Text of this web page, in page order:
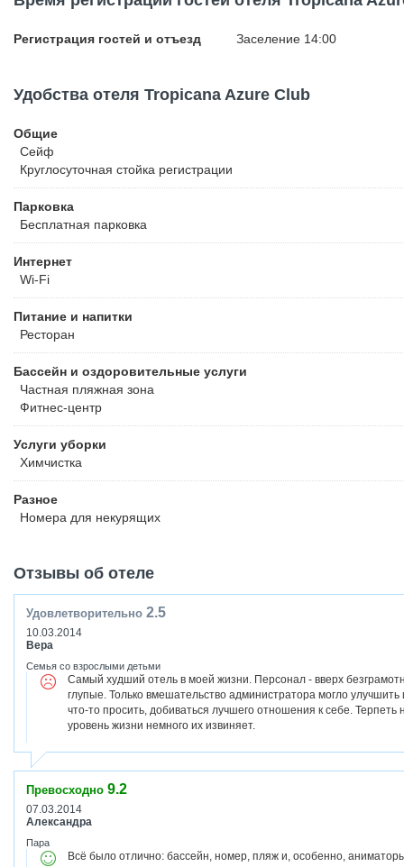
Azure Club, а до центра города Шарм-эль-Шейх - 45 минут езды.
Регистрация гостей и отъезд Заселение 14:00
Удобства отеля Tropicana Azure Club
Общие
Сейф
Круглосуточная стойка регистрации
Парковка
Бесплатная парковка
Интернет
Wi-Fi
Питание и напитки
Ресторан
Бассейн и оздоровительные услуги
Частная пляжная зона
Фитнес-центр
Услуги уборки
Химчистка
Разное
Номера для некурящих
Отзывы об отеле
Удовлетворительно 2.5
10.03.2014
Вера
Семья со взрослыми детьми
Самый худший отель в моей жизни. Персонал - вверх
глупые. Только вмешательство администратора могло
что-то просить, добиваться лучшего отношения к себе. Терпеть
уровень жизни немного их извиняет.
Превосходно 9.2
07.03.2014
Александра
Пара
Всё было отлично: бассейн, номер, пляж и, особенно,